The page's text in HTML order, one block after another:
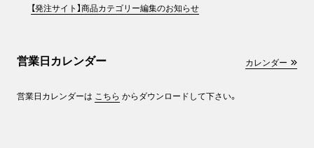
【発注サイト】商品カテゴリー編集のお知らせ
営業日カレンダー カレンダー
営業日カレンダーは こちら からダウンロードして下さい。